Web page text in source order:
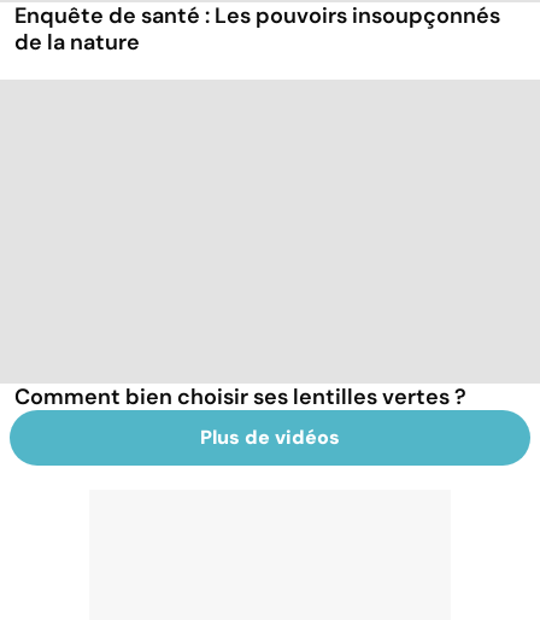
Enquête de santé : Les pouvoirs insoupçonnés
de la nature
Comment bien choisir ses lentilles vertes ?
Plus de vidéos